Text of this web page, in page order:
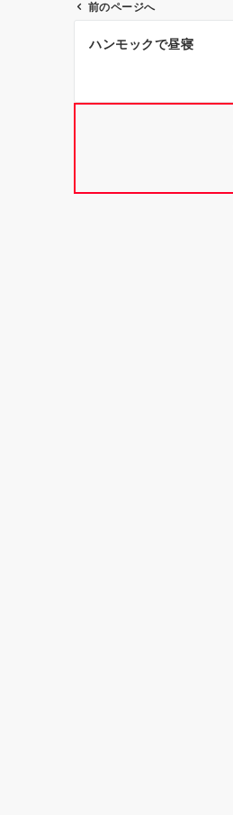
ー
前のページへ
ハンモックで昼寝